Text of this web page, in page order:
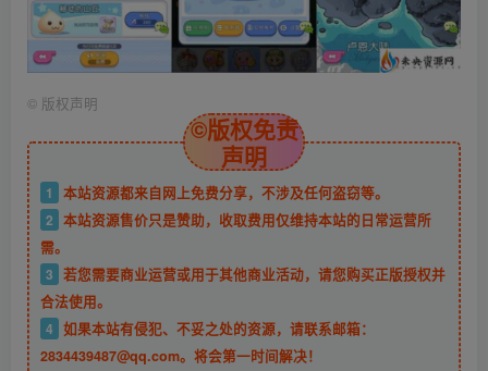
© 版权声明
©版权免责
声明
1
本站资源都来自网上免费分享，不涉及任何盗窃等。
2 本站资源售价只是赞助，收取费用仅维持本站的日常运营所
需。
3 若您需要商业运营或用于其他商业活动，请您购买正版授权并
合法使用。
4 如果本站有侵犯、不妥之处的资源，请联系邮箱：
2834439487@qq.com。将会第一时间解决！